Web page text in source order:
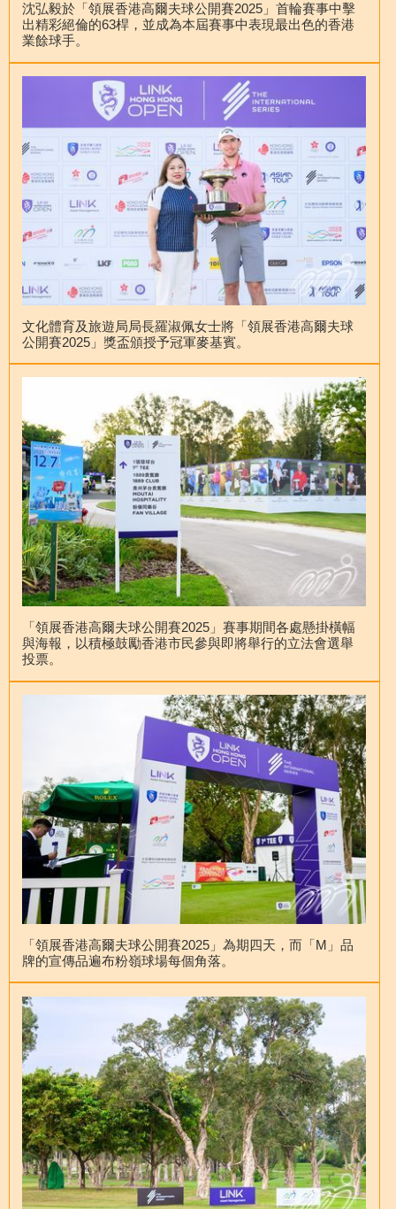
沈弘毅於「領展香港高爾夫球公開賽2025」首輪賽事中擊
出精彩絕倫的63桿，並成為本屆賽事中表現最出色的香港
業餘球手。
文化體育及旅遊局局長羅淑佩女士將「領展香港高爾夫球
公開賽2025」獎盃頒授予冠軍麥基賓。
「領展香港高爾夫球公開賽2025」賽事期間各處懸掛橫幅
與海報，以積極鼓勵香港市民參與即將舉行的立法會選舉
投票。
「領展香港高爾夫球公開賽2025」為期四天，而「M」品
牌的宣傳品遍布粉嶺球場每個角落。